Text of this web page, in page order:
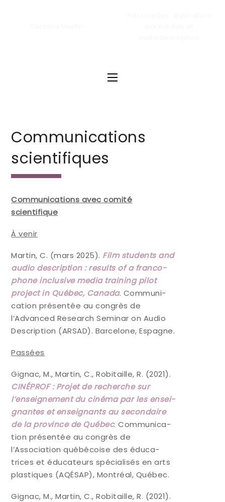
Communications
scientifiques
Com­mu­ni­ca­tions avec comi­té
scientifique
À venir
Mar­tin, C. (mars 2025). Film stu­dents and
audio des­crip­tion : results of a fran­co­
phone inclu­sive media trai­ning pilot
pro­ject in Qué­bec, Cana­da. Com­mu­ni­
ca­tion pré­sen­tée au congrès de
l’Advanced Research Semi­nar on Audio
Des­crip­tion (ARSAD). Bar­ce­lone, Espagne.
Pas­sées
Gignac, M., Mar­tin, C., Robi­taille, R. (2021).
CINÉPROF : Pro­jet de recherche sur
l’enseignement du ciné­ma par les ensei­
gnantes et ensei­gnants au secon­daire
de la pro­vince de Qué­bec. Com­mu­ni­ca­
tion pré­sen­tée au congrès de
l’Association qué­bé­coise des édu­ca­
trices et édu­ca­teurs spé­cia­li­sés en arts
plas­tiques (AQÉSAP), Mont­réal, Québec.
Gignac, M., Mar­tin, C., Robi­taille, R. (2021).